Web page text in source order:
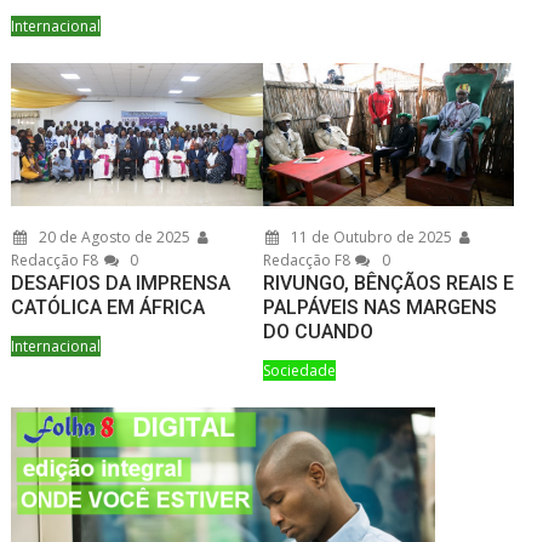
Internacional
20 de Agosto de 2025
Redacção F8
0
DESAFIOS DA IMPRENSA
CATÓLICA EM ÁFRICA
Internacional
11 de Outubro de 2025
Redacção F8
0
RIVUNGO, BÊNÇÃOS REAIS E
PALPÁVEIS NAS MARGENS
DO CUANDO
Sociedade